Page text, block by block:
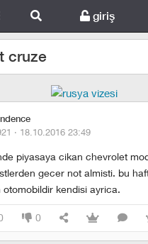
giriş
cruze
· 18.10.2016 23:49
piyasaya cikan chevrolet
gecer not almisti. bu
otomobildir kendisi ayrica.
0